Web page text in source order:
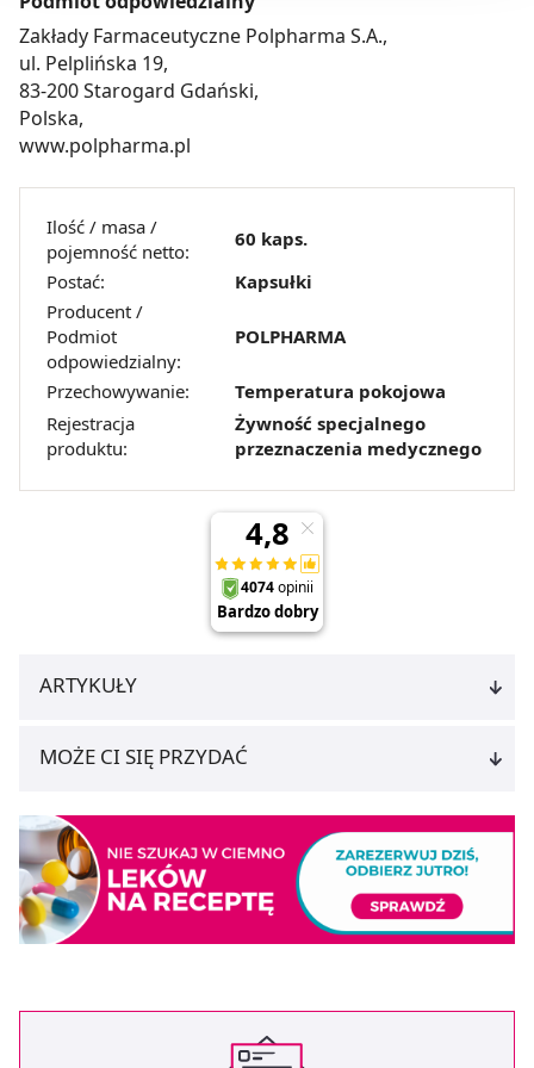
pozyskiwanie od Ciebie danych, które nie są niezbędne
dla funkcjonowania Strony. Będzie się to jednak wiązało
z brakiem dostępu do wszystkich funkcjonalności
Zakłady Farmaceutyczne Polpharma S.A.,
ul. Pelplińska 19,
83-200 Starogard Gdański,
Polska,
www.polpharma.pl
Ilość / masa /
pojemność netto:
60 kaps.
Postać:
Kapsułki
Producent /
Podmiot
odpowiedzialny:
POLPHARMA
Przechowywanie:
Temperatura pokojowa
Rejestracja
produktu:
Żywność specjalnego
przeznaczenia medycznego
ARTYKUŁY
MOŻE CI SIĘ PRZYDAĆ